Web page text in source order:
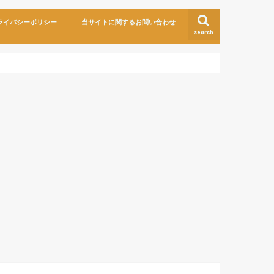
search
イバシーポリシー 当サイトに関するお問い合わせ